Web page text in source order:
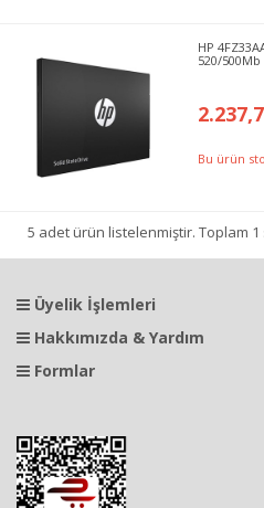
HP
520/500Mb
Bu ürün
5 adet ürün listelenmiştir. Toplam
Üyelik İşlemleri
Hakkımızda & Yardım
Formlar